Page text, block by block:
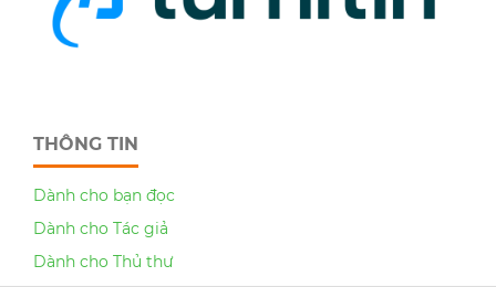
THÔNG TIN
Dành cho bạn đọc
Dành cho Tác giả
Dành cho Thủ thư